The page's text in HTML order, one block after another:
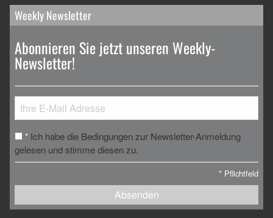
Weekly Newsletter
Abonnieren Sie jetzt unseren Weekly-
Newsletter!
* Ich habe die Bedingungen zur Newsletter-Anmeldung
gelesen und stimme diesen zu.
* Pflichtfeld
Absenden